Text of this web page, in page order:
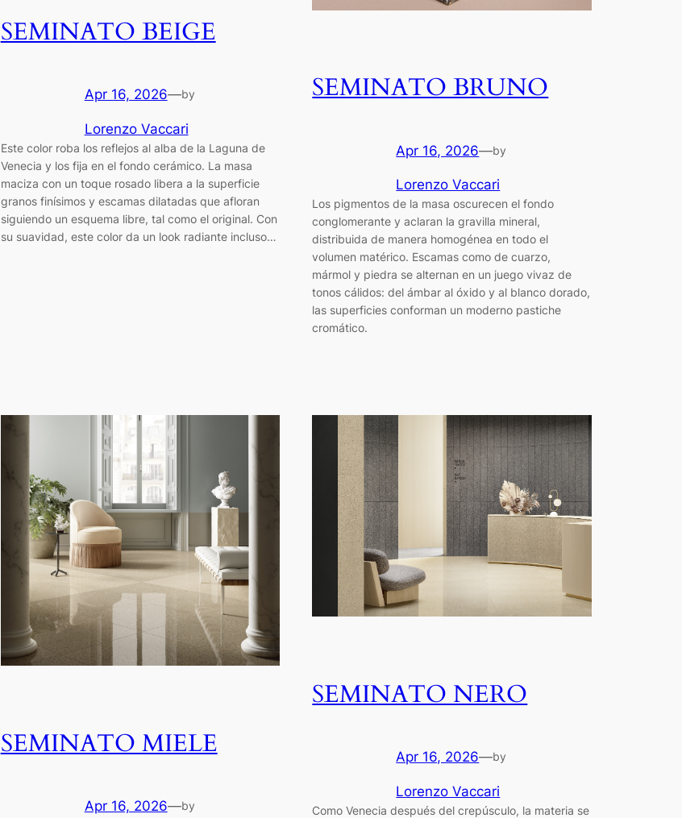
SEMINATO BEIGE
Apr 16, 2026—by
Lorenzo Vaccari
Este color roba los reflejos al alba de la Laguna de
Venecia y los fija en el fondo cerámico. La masa
maciza con un toque rosado libera a la superficie
granos finísimos y escamas dilatadas que afloran
siguiendo un esquema libre, tal como el original. Con
su suavidad, este color da un look radiante incluso…
SEMINATO BRUNO
Apr 16, 2026—by
Lorenzo Vaccari
Los pigmentos de la masa oscurecen el fondo
conglomerante y aclaran la gravilla mineral,
distribuida de manera homogénea en todo el
volumen matérico. Escamas como de cuarzo,
mármol y piedra se alternan en un juego vivaz de
tonos cálidos: del ámbar al óxido y al blanco dorado,
las superficies conforman un moderno pastiche
cromático.
SEMINATO MIELE
Apr 16, 2026—by
SEMINATO NERO
Apr 16, 2026—by
Lorenzo Vaccari
Como Venecia después del crepúsculo, la materia se